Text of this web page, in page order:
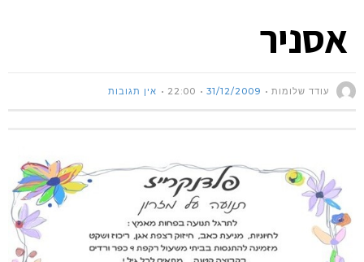
אסניר
עודד שלומות 31/12/2009
22:00 אין תגובות